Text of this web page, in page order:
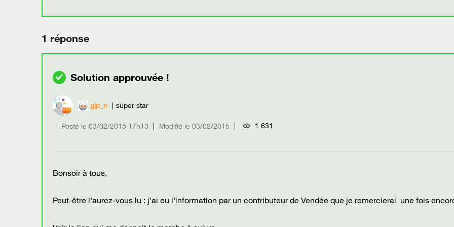
1 réponse
gjp_n super star
Posté le ‎03/02/2015 17h13 Modifié le 03/02/2015 1 631
Bonsoir à tous,
Peut-être l'aurez-vous lu : j'ai eu l'information par un contributeur de Vendée que je remercierai une fois